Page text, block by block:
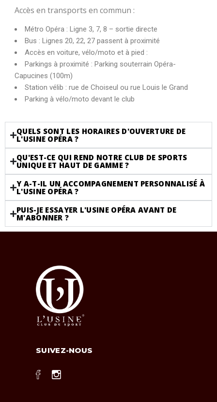
Accès en transports en commun :
Métro Opéra : Ligne 3, 7, 8 – sortie directe
Bus : Lignes 20, 22, 27 passent à proximité
Accès en voiture, vélo/moto et à pied :
Parkings à proximité : Parking souterrain Opéra-
Capucines (100m)
Station vélib : rue de Choiseul ou rue Louis le Grand
Parking à vélo/moto devant le club
QUELS SONT LES HORAIRES D'OUVERTURE DE
L'USINE OPÉRA ?
QU'EST-CE QUI REND NOTRE CLUB DE SPORTS
UNIQUE ET HAUT DE GAMME ?
Y A-T-IL UN ACCOMPAGNEMENT PERSONNALISÉ À
L'USINE OPÉRA ?
PUIS-JE ESSAYER L'USINE OPÉRA AVANT DE
M'ABONNER ?
SUIVEZ-NOUS